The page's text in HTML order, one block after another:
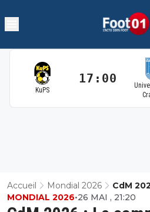
KuPS
17:00
Accueil Mondial 2026
CdM
MONDIAL 2026•26 MAI , 21:20